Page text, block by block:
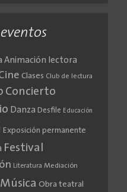
Animación lectora
Clases Club de lectura
Concierto
Danza Desfile Educación
Exposición permanente
Festival
Literatura Mediación
Música Obra teatral